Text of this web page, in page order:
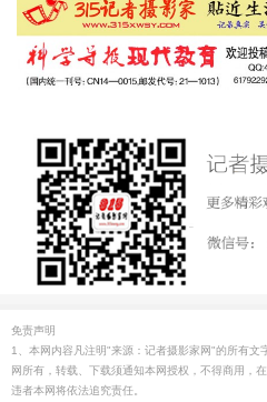
免责声明
1、本网内容凡注明"来源：记者摄影家网"的所有文
网所有，转载、下载须通知本网授权，不得商用，
违者本网将依法追究责任。